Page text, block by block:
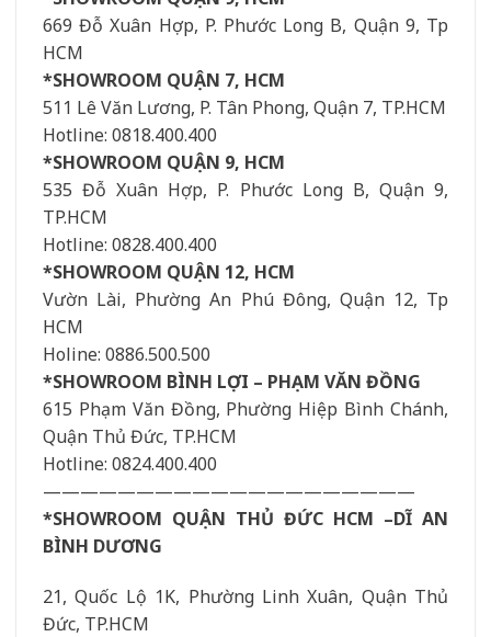
669 Đỗ Xuân Hợp, P. Phước Long B, Quận 9, Tp
HCM
*SHOWROOM QUẬN 7, HCM
511 Lê Văn Lương, P. Tân Phong, Quận 7, TP.HCM
Hotline: 0818.400.400
*SHOWROOM QUẬN 9, HCM
535 Đỗ Xuân Hợp, P. Phước Long B, Quận 9,
TP.HCM
Hotline: 0828.400.400
*SHOWROOM QUẬN 12, HCM
Vườn Lài, Phường An Phú Đông, Quận 12, Tp
HCM
Holine: 0886.500.500
*SHOWROOM BÌNH LỢI – PHẠM VĂN ĐỒNG
615 Phạm Văn Đồng, Phường Hiệp Bình Chánh,
Quận Thủ Đức, TP.HCM
Hotline: 0824.400.400
————————————————————
*SHOWROOM QUẬN THỦ ĐỨC HCM –DĨ AN
BÌNH DƯƠNG
21, Quốc Lộ 1K, Phường Linh Xuân, Quận Thủ
Đức, TP.HCM